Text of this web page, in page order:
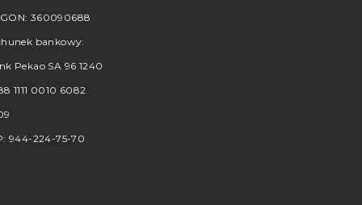
360090688
bankowy:
Pekao SA 96 1240
1111 0010 6082
944-224-75-70